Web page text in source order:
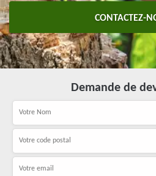
CONTACTEZ-
Demande de